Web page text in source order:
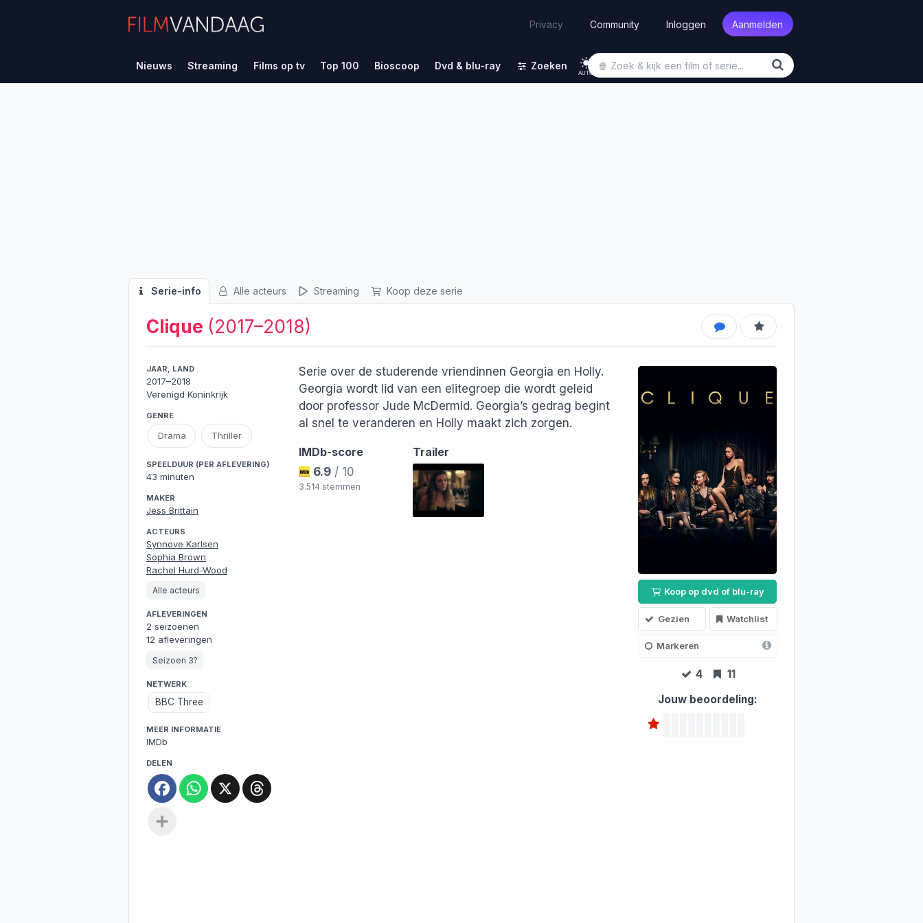
Privacy Community Inloggen Aanmelden
Nieuws Streaming Films op tv Top 100 Bioscoop Dvd & blu-ray Zoeken
AUTO
Serie-info Alle acteurs Streaming Koop deze serie
Clique (2017–2018)
JAAR, LAND
2017–2018
Verenigd Koninkrijk
GENRE
Drama Thriller
SPEELDUUR (PER AFLEVERING)
43 minuten
MAKER
Jess Brittain
ACTEURS
Synnove Karlsen
Sophia Brown
Rachel Hurd-Wood
Alle acteurs
AFLEVERINGEN
2 seizoenen
12 afleveringen
Seizoen 3?
NETWERK
BBC Three
MEER INFORMATIE
IMDb
DELEN
FacebookWhatsApp
X
Serie over de studerende vriendinnen Georgia en Holly.
Georgia wordt lid van een elitegroep die wordt geleid
door professor Jude McDermid. Georgia’s gedrag begint
al snel te veranderen en Holly maakt zich zorgen.
IMDb-score
6.9 / 10
3.514 stemmen
Trailer
Koop op dvd of blu-ray
Gezien Watchlist
Markeren
4
11
Jouw beoordeling: